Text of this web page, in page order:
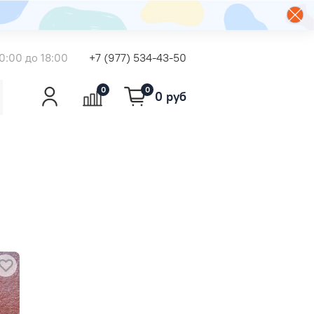
до 18:00 +7 (977) 534-43-50
0 0 0 руб